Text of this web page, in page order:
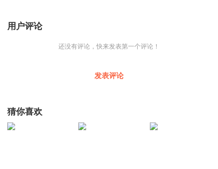
用户评论
还没有评论，快来发表第一个评论！
发表评论
猜你喜欢